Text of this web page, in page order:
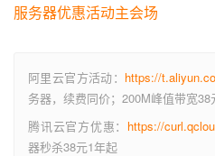
服务器优惠活动主会场
阿里云官方活动： https://
务器，续费同价；200M峰值带宽38
腾讯云官方优惠： https://
器秒杀38元1年起